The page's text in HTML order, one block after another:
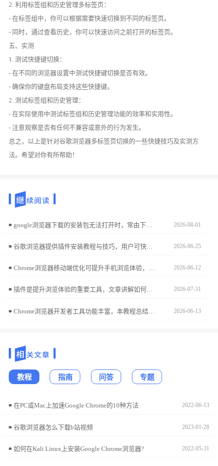
2. 利用标签组和历史管理多标签页：
- 在标签组中，你可以根据需要快速切换到不同的标签页。
- 同时，通过查看历史，你可以快速访问之前打开的标签页。
五、实测
1. 测试快捷键切换：
- 在不同的浏览器设置中测试快捷键切换是否有效。
- 确保你的键盘布局支持这些快捷键。
2. 测试标签组和历史管理：
- 在实际使用中测试标签组和历史管理功能的效率和实用性。
- 注意观察是否有任何不兼容或意外的行为发生。
总之，以上是针对谷歌浏览器多标签页切换的一些快捷技巧及实测方
法。希望对你有所帮助！
google浏览器下载的安装包无法打开时，常由下载不完整或防护程序阻止所致，重新下载并关闭拦截可修复。 2026-08-01
谷歌浏览器提供插件安装教程与技巧，用户可快速完成安装操作，扩展浏览器功能，实现个性化定制和高效使用体验。 2026-06-25
Chrome浏览器移动端优化可提升手机浏览体验，本教程讲解操作步骤。用户可改善网页加载速度，实现更顺畅的移动端使用体验。 2026-06-12
插件是提升浏览体验的重要工具，文章讲解如何高效启用、停用和分类管理插件，确保Chrome浏览器功能完整又运行顺畅。 2026-07-31
Chrome浏览器开发者工具功能丰富，本教程总结操作技巧和实操经验，帮助开发者高效调试网页并优化性能。 2026-06-13
教程 指南 问答 专题
在PC或Mac上加速Google Chrome的10种方法 2022-06-13
谷歌浏览器怎么下载b站视频 2023-01-28
如何在Kali Linux上安装Google Chrome浏览器? 2022-05-31